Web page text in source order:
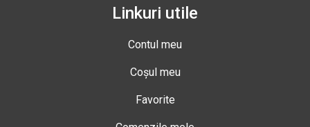
Linkuri utile
Contul meu
Coșul meu
Favorite